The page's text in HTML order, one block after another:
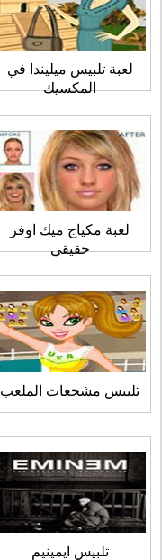
لعبة تلبيس ميليندا في
المكسيك
لعبة مكياج ميك اوفر
حقيقي
تلبيس مشجعات الملعب
تلبيس ايمينيم